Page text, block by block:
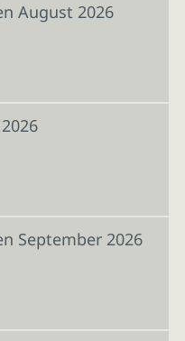
August 2026
September 2026